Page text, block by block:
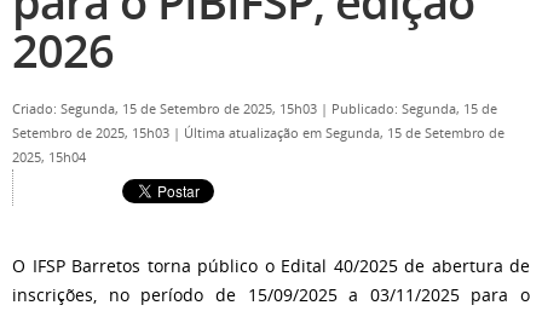
2026
Criado: Segunda, 15 de Setembro de 2025, 15h03 | Publicado: Segunda, 15 de
Setembro de 2025, 15h03 | Última atualização em Segunda, 15 de Setembro de
2025, 15h04
O IFSP Barretos torna público o Edital 40/2025 de abertura de
inscrições, no período de 15/09/2025 a 03/11/2025 para o